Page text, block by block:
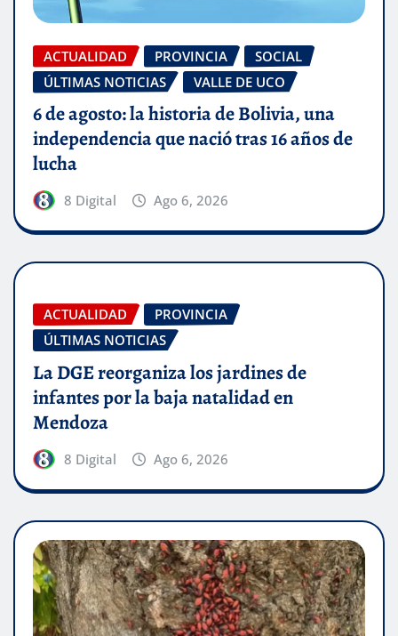
ACTUALIDAD PROVINCIA
SOCIAL
ÚLTIMAS NOTICIAS
VALLE DE UCO
6 de agosto: la historia de Bolivia, una
independencia que nació tras 16 años de
lucha
8 Digital Ago 6, 2026
ACTUALIDAD
PROVINCIA
ÚLTIMAS NOTICIAS
La DGE reorganiza los jardines de
infantes por la baja natalidad en
Mendoza
8 Digital Ago 6, 2026